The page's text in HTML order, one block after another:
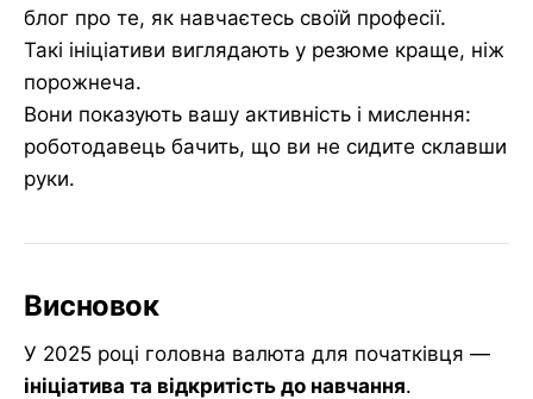
блог про те, як навчаєтесь своїй професії.
Такі ініціативи виглядають у резюме краще, ніж
порожнеча.
Вони показують вашу активність і мислення:
роботодавець бачить, що ви не сидите склавши
руки.
Висновок
У 2025 році головна валюта для початківця —
ініціатива та відкритість до навчання.